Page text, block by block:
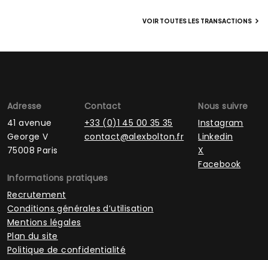
VOIR TOUTES LES TRANSACTIONS
Adresse
41 avenue
George V
75008 Paris
Contact
+33 (0)1 45 00 35 35
contact@alexbolton.fr
Nous suivre
Instagram
Linkedin
X
Facebook
Informations pratiques
Recrutement
Conditions générales d’utilisation
Mentions légales
Plan du site
Politique de confidentialité